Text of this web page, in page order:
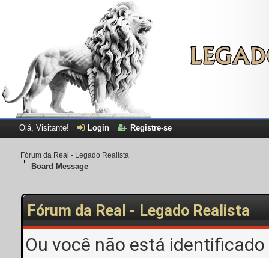
Olá, Visitante! Login Registre-se
Fórum da Real - Legado Realista
Board Message
Fórum da Real - Legado Realista
Ou você não está